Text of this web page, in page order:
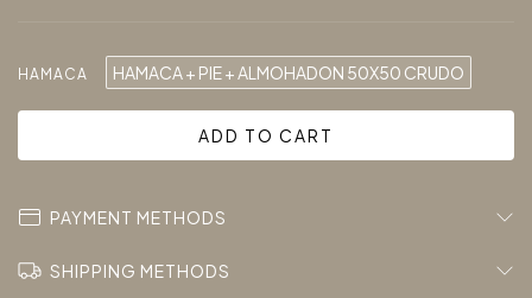
HAMACA HAMACA + PIE + ALMOHADON 50X50 CRUDO
PAYMENT METHODS
SHIPPING METHODS